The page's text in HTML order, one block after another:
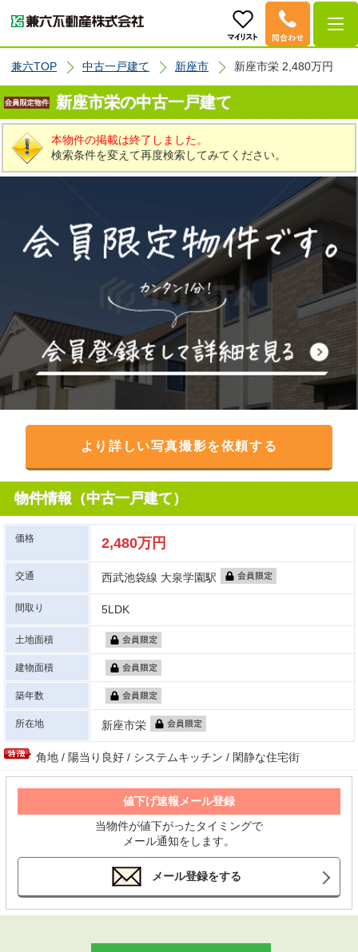
兼六TOP 中古一戸建て 新座市 新座市栄 2,480万円
新座市栄の中古一戸建て
本物件の掲載は終了しました。
検索条件を変えて再度検索してみてください。
より詳しい写真撮影を依頼する
物件情報（中古一戸建て）
価格 2,480万円
交通 西武池袋線 大泉学園駅
間取り 5LDK
土地面積
建物面積
築年数
所在地 新座市栄
角地 / 陽当り良好 / システムキッチン / 閑静な住宅街
値下げ速報メール登録
当物件が値下がったタイミングで
メール通知をします。
メール登録をする